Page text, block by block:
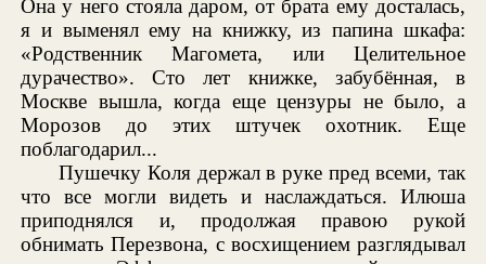
Она у него стояла даром, от брата ему досталась,
я и выменял ему на книжку, из папина шкафа:
«Родственник Магомета, или Целительное
дурачество». Сто лет книжке, забубённая, в
Москве вышла, когда еще цензуры не было, а
Морозов до этих штучек охотник. Еще
поблагодарил...
Пушечку Коля держал в руке пред всеми, так
что все могли видеть и наслаждаться. Илюша
приподнялся и, продолжая правою рукой
обнимать Перезвона, с восхищением разглядывал